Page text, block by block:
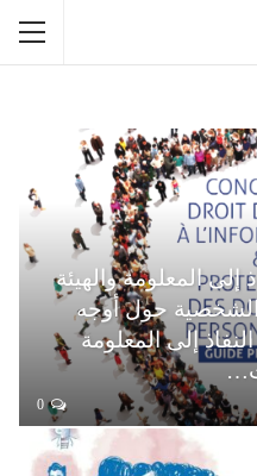
المعلومة والهيئة
الشخصية حول أوجه
إلى المعلومة